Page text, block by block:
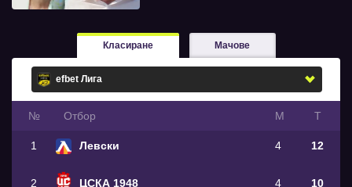
Класиране Мачове
№ Oтбор М Т
1 Левски 4 12
2 ЦСКА 1948 4 10